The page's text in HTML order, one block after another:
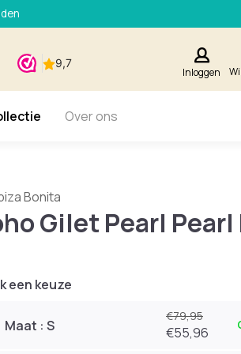
Inloggen
Over ons
Bonita
Gilet Pearl
een keuze
Maat : S
€79,95
€55,96